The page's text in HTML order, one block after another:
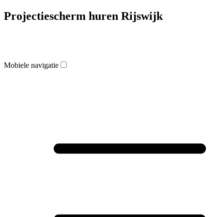
Projectiescherm huren Rijswijk
Mobiele navigatie